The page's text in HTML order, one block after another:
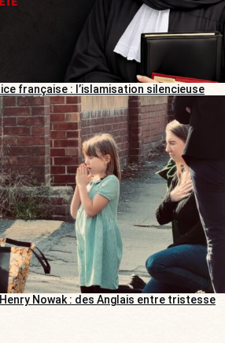
française : l’islamisation silencieuse
Nowak : des Anglais entre tristesse